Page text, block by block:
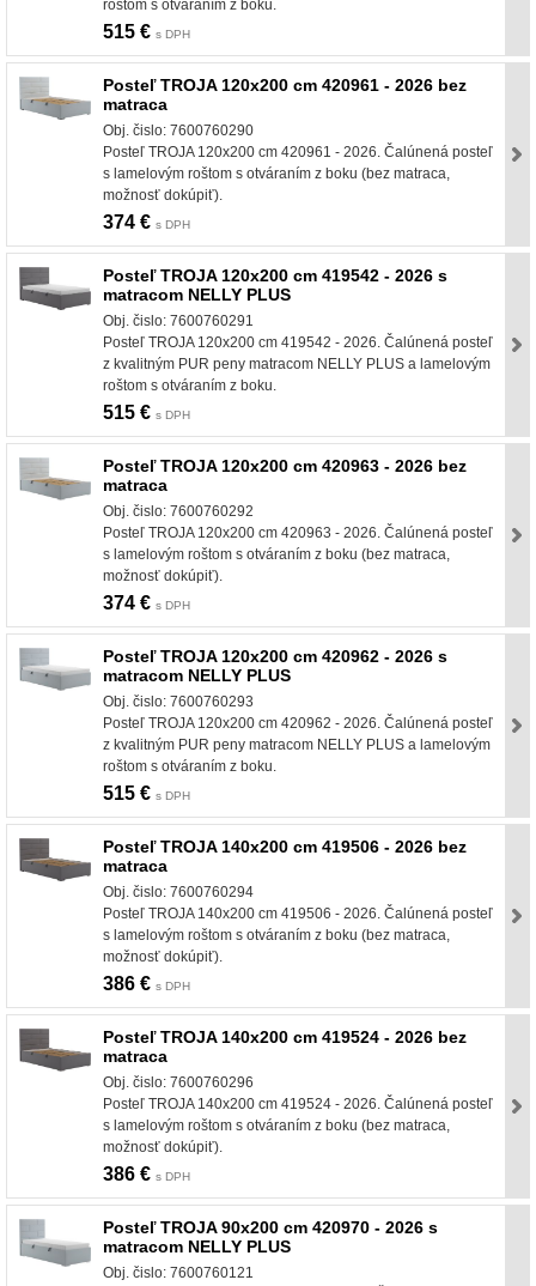
roštom s otváraním z boku.
515 € s DPH
Posteľ TROJA 120x200 cm 420961 - 2026 bez
matraca
Obj. čislo: 7600760290
Posteľ TROJA 120x200 cm 420961 - 2026. Čalúnená posteľ
s lamelovým roštom s otváraním z boku (bez matraca,
možnosť dokúpiť).
374 € s DPH
Posteľ TROJA 120x200 cm 419542 - 2026 s
matracom NELLY PLUS
Obj. čislo: 7600760291
Posteľ TROJA 120x200 cm 419542 - 2026. Čalúnená posteľ
z kvalitným PUR peny matracom NELLY PLUS a lamelovým
roštom s otváraním z boku.
515 € s DPH
Posteľ TROJA 120x200 cm 420963 - 2026 bez
matraca
Obj. čislo: 7600760292
Posteľ TROJA 120x200 cm 420963 - 2026. Čalúnená posteľ
s lamelovým roštom s otváraním z boku (bez matraca,
možnosť dokúpiť).
374 € s DPH
Posteľ TROJA 120x200 cm 420962 - 2026 s
matracom NELLY PLUS
Obj. čislo: 7600760293
Posteľ TROJA 120x200 cm 420962 - 2026. Čalúnená posteľ
z kvalitným PUR peny matracom NELLY PLUS a lamelovým
roštom s otváraním z boku.
515 € s DPH
Posteľ TROJA 140x200 cm 419506 - 2026 bez
matraca
Obj. čislo: 7600760294
Posteľ TROJA 140x200 cm 419506 - 2026. Čalúnená posteľ
s lamelovým roštom s otváraním z boku (bez matraca,
možnosť dokúpiť).
386 € s DPH
Posteľ TROJA 140x200 cm 419524 - 2026 bez
matraca
Obj. čislo: 7600760296
Posteľ TROJA 140x200 cm 419524 - 2026. Čalúnená posteľ
s lamelovým roštom s otváraním z boku (bez matraca,
možnosť dokúpiť).
386 € s DPH
Posteľ TROJA 90x200 cm 420970 - 2026 s
matracom NELLY PLUS
Obj. čislo: 7600760121